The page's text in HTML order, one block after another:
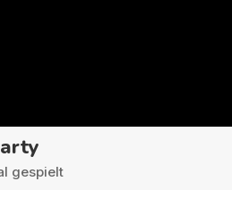
gespielt